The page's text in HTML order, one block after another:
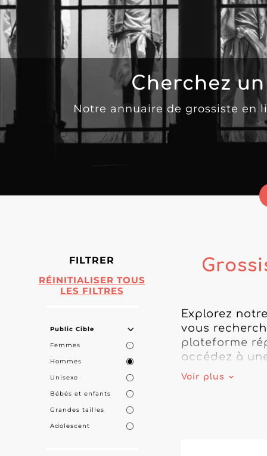
Cherchez
Notre annuaire de grossiste en
FILTRER
RÉINITIALISER TOUS
LES FILTRES
Public Cible
Femmes
Hommes
Unisexe
Bébés et enfants
Grandes tailles
Adolescent
Explorez
vous
plateforme
accédez à
marques les
Voir plus